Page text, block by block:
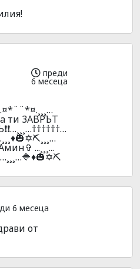
преди
6 месеца
ти 3ABPЪT
...¸¸¸...
6 месеца
от